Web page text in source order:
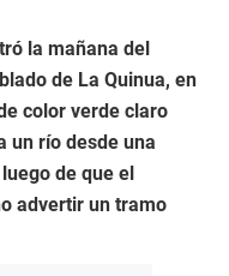
la mañana del
de La Quinua, en
color verde claro
un río desde una
de que el
advertir un tramo